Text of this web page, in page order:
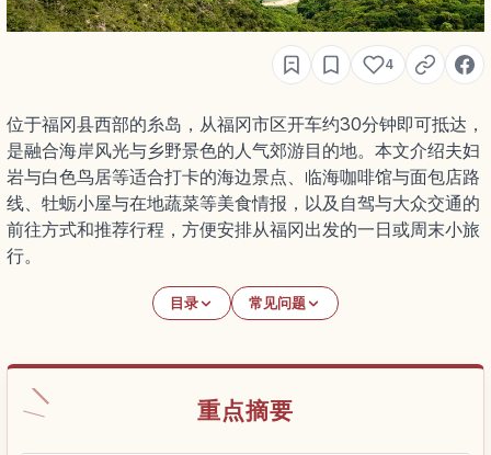
4
位于福冈县西部的糸岛，从福冈市区开车约30分钟即可抵达，
是融合海岸风光与乡野景色的人气郊游目的地。本文介绍夫妇
岩与白色鸟居等适合打卡的海边景点、临海咖啡馆与面包店路
线、牡蛎小屋与在地蔬菜等美食情报，以及自驾与大众交通的
前往方式和推荐行程，方便安排从福冈出发的一日或周末小旅
行。
目录 常见问题
重点摘要